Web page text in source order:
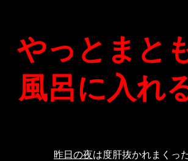
やっとまと
風呂に入れ
昨日の夜は度肝抜かれまくっ